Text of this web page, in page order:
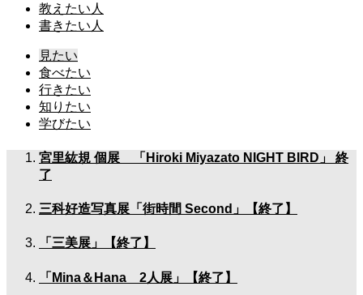
教えたい人
書きたい人
見たい
食べたい
行きたい
知りたい
学びたい
宮里紘規 個展 「Hiroki Miyazato NIGHT BIRD」 終
了
三科好造写真展「街時間 Second」【終了】
「三美展」【終了】
「Mina＆Hana 2人展」【終了】